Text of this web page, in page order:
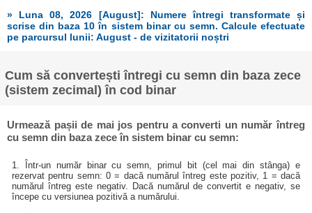
» Luna 08, 2026 [August]: Numere întregi transformate și
scrise din baza 10 în sistem binar cu semn. Calcule efectuate
pe parcursul lunii: August - de vizitatorii noștri
Cum să convertești întregi cu semn din baza zece
(sistem zecimal) în cod binar
Urmează pașii de mai jos pentru a converti un număr întreg
cu semn din baza zece în sistem binar cu semn:
1. Într-un număr binar cu semn, primul bit (cel mai din stânga) e
rezervat pentru semn: 0 = dacă numărul întreg este pozitiv, 1 = dacă
numărul întreg este negativ. Dacă numărul de convertit e negativ, se
începe cu versiunea pozitivă a numărului.